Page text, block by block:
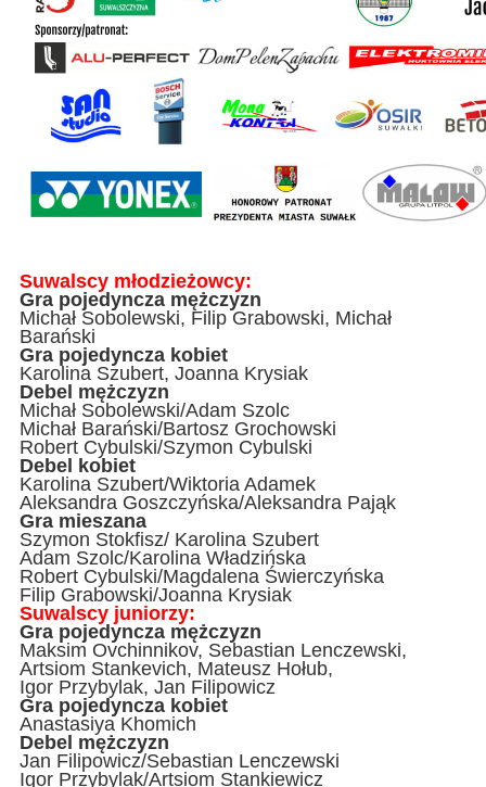
Suwalscy młodzieżowcy:
Gra pojedyncza mężczyzn
Michał Sobolewski, Filip Grabowski, Michał
Barański
Gra pojedyncza kobiet
Karolina Szubert, Joanna Krysiak
Debel mężczyzn
Michał Sobolewski/Adam Szolc
Michał Barański/Bartosz Grochowski
Robert Cybulski/Szymon Cybulski
Debel kobiet
Karolina Szubert/Wiktoria Adamek
Aleksandra Goszczyńska/Aleksandra Pająk
Gra mieszana
Szymon Stokfisz/ Karolina Szubert
Adam Szolc/Karolina Władzińska
Robert Cybulski/Magdalena Świerczyńska
Filip Grabowski/Joanna Krysiak
Suwalscy juniorzy:
Gra pojedyncza mężczyzn
Maksim Ovchinnikov, Sebastian Lenczewski,
Artsiom Stankevich, Mateusz Hołub,
Igor Przybylak, Jan Filipowicz
Gra pojedyncza kobiet
Anastasiya Khomich
Debel mężczyzn
Jan Filipowicz/Sebastian Lenczewski
Igor Przybylak/Artsiom Stankiewicz